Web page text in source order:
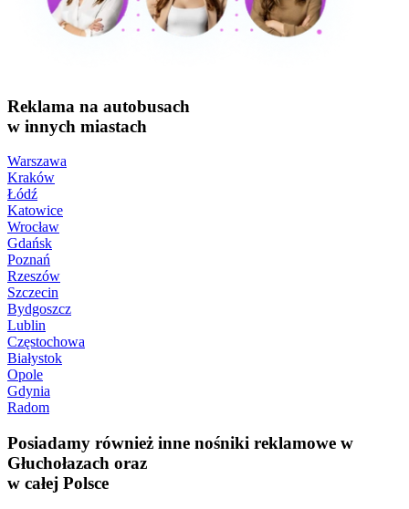
Reklama na autobusach
w innych miastach
Warszawa
Kraków
Łódź
Katowice
Wrocław
Gdańsk
Poznań
Rzeszów
Szczecin
Bydgoszcz
Lublin
Częstochowa
Białystok
Opole
Gdynia
Radom
Posiadamy również inne nośniki reklamowe w
Głuchołazach oraz
w całej Polsce